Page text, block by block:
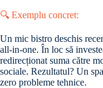
🔍 Exemplu concret:
Un mic bistro deschis
all-in-one. În loc să
redirecționat suma către
sociale. Rezultatul? Un
zero probleme tehnice.